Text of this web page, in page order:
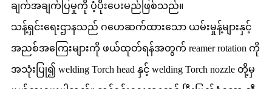
ချက်အချက်ပြမှုကို ပံ့ပိုးပေးမည်ဖြစ်သည်။
သန့်ရှင်းရေးဌာနသည် ဂဟေဆက်ထားသော ယမ်းမှုန့်များနှင့်
အညစ်အကြေးများကို ဖယ်ထုတ်ရန်အတွက် reamer rotation ကို
အသုံးပြု၍ welding Torch head နှင့် welding Torch nozzle တို့မှ